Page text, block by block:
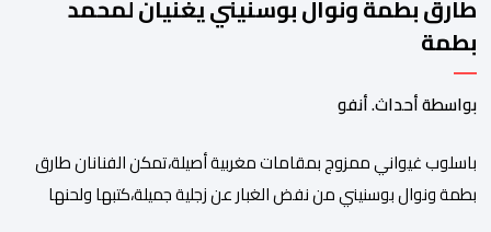
طارق بطمة ونوال بوسنيني يغنيان لمحمد
بطمة
بواسطة أحداث. أنفو
باسلوب غيواني ممزوج بمقامات مغربية أصيلة،تمكن الفنانان طارق
بطمة ونوال بوسنيني من نفض الغبار عن زجلية جميلة،كتبها ولحنها